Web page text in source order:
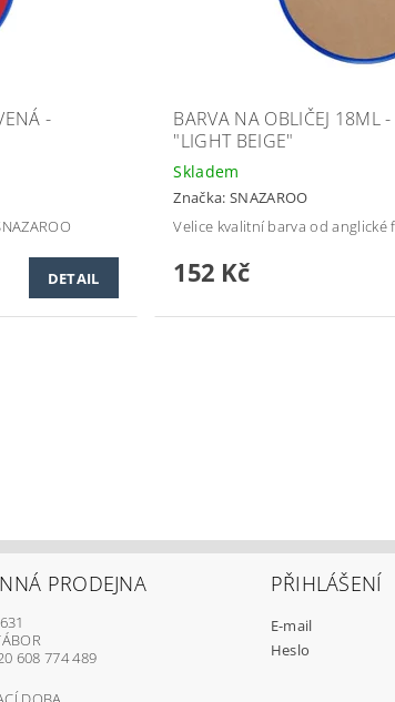
-
DETAIL
BARVA NA OBLIČEJ 18ML
"LIGHT BEIGE"
Skladem
Značka: SNAZAROO
Velice kvalitní barva od anglické
152 Kč
PRODEJNA
608 774 489
PŘIHLÁŠENÍ
E-mail
Heslo